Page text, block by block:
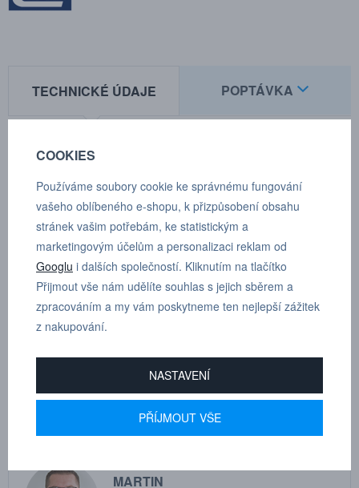
TECHNICKÉ ÚDAJE POPTÁVKA
Zakončení : vnější závit NPT 3/8"
Jmenovitý průtočný průměr:5.0 mm (3/16")
Průtok vzduchu:
580 l/min
Max. pracovní tlak:
35 bar
Min. průtlak:
140 bar
Rozmezí teplot:
-30°C — +100°C
Materiál spojky:
Poniklovaná mosaz
Materiál vsuvky:
Kalená pozinkovaná ocel
Normy:
Průtok se měří při tlaku na vstupu 6 bar a poklesu tlaku 0,5 bar.
MARTIN
COOKIES
Používáme soubory cookie ke správnému fungování
vašeho oblíbeného e-shopu, k přizpůsobení obsahu
stránek vašim potřebám, ke statistickým a
marketingovým účelům a personalizaci reklam od
Googlu i dalších společností. Kliknutím na tlačítko
Přijmout vše nám udělíte souhlas s jejich sběrem a
zpracováním a my vám poskytneme ten nejlepší zážitek
z nakupování.
NASTAVENÍ
PŘÍJMOUT VŠE